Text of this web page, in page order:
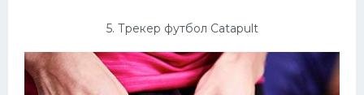
5. Трекер футбол Catapult